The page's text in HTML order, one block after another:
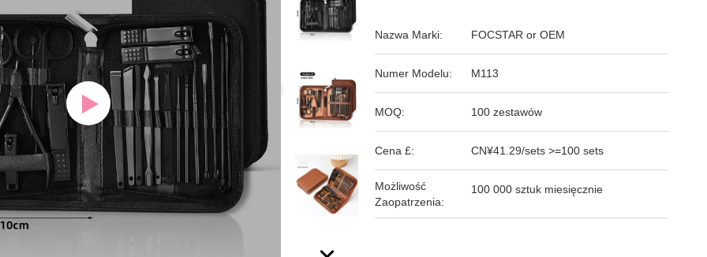
Nazwa Marki: FOCSTAR or OEM
Numer Modelu: M113
MOQ: 100 zestawów
Cena £: CN¥41.29/sets >=100 sets
Możliwość
Zaopatrzenia:
100 000 sztuk miesięcznie